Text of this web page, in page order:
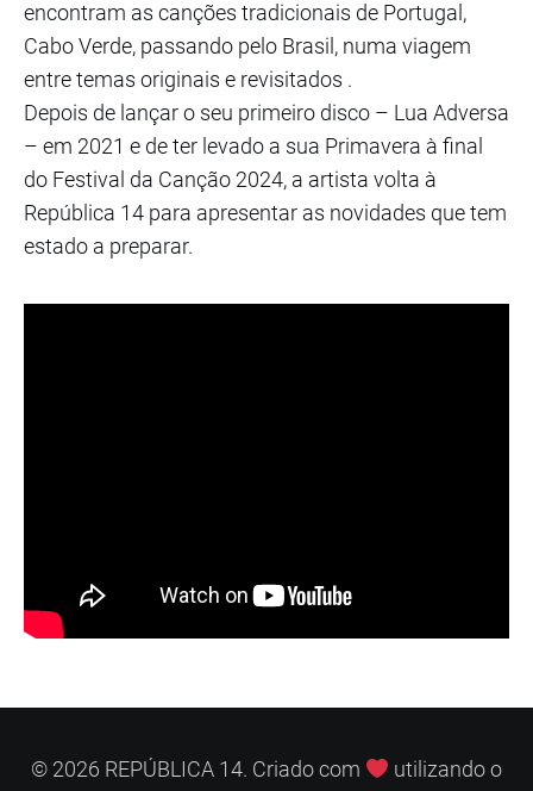
encontram as canções tradicionais de Portugal,
Cabo Verde, passando pelo Brasil, numa viagem
entre temas originais e revisitados .
Depois de lançar o seu primeiro disco – Lua Adversa
– em 2021 e de ter levado a sua Primavera à final
do Festival da Canção 2024, a artista volta à
República 14 para apresentar as novidades que tem
estado a preparar.
© 2026 REPÚBLICA 14. Criado com
utilizando o